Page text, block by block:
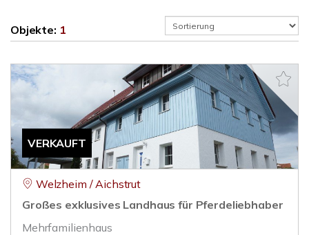
Objekte: 1
VERKAUFT
Welzheim / Aichstrut
Großes exklusives Landhaus für Pferdeliebhaber
Mehrfamilienhaus